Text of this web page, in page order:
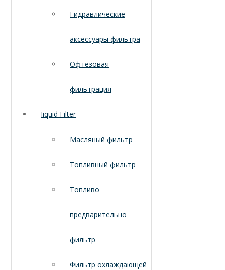
Гидравлические
аксессуары фильтра
Офтезовая
фильтрация
Iiquid Filter
Масляный фильтр
Топливный фильтр
Топливо
предварительно
фильтр
Фильтр охлаждающей